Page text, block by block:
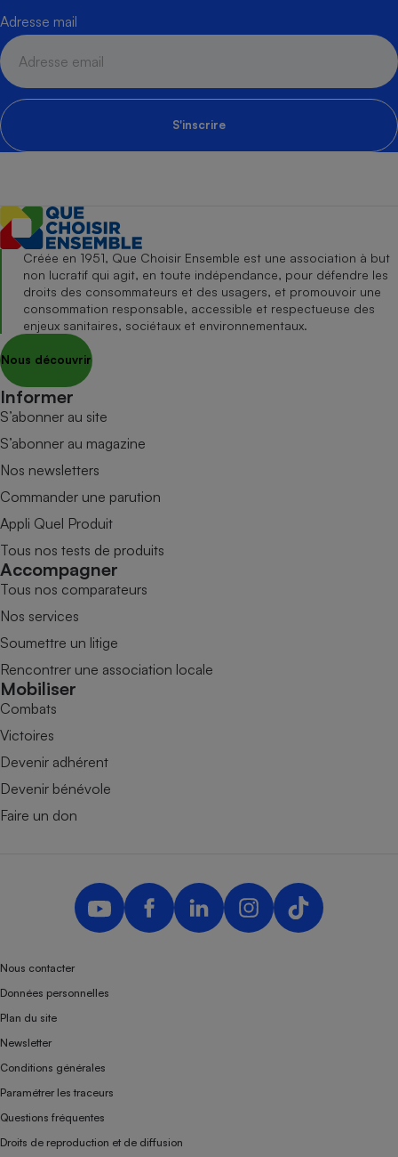
Adresse mail
S'inscrire
Créée en 1951, Que Choisir Ensemble est une association à but
non lucratif qui agit, en toute indépendance, pour défendre les
droits des consommateurs et des usagers, et promouvoir une
consommation responsable, accessible et respectueuse des
enjeux sanitaires, sociétaux et environnementaux.
Nous découvrir
Informer
S’abonner au site
S’abonner au magazine
Nos newsletters
Commander une parution
Appli Quel Produit
Tous nos tests de produits
Accompagner
Tous nos comparateurs
Nos services
Soumettre un litige
Rencontrer une association locale
Mobiliser
Combats
Victoires
Devenir adhérent
Devenir bénévole
Faire un don
Nous contacter
Données personnelles
Plan du site
Newsletter
Conditions générales
Paramétrer les traceurs
Questions fréquentes
Droits de reproduction et de diffusion